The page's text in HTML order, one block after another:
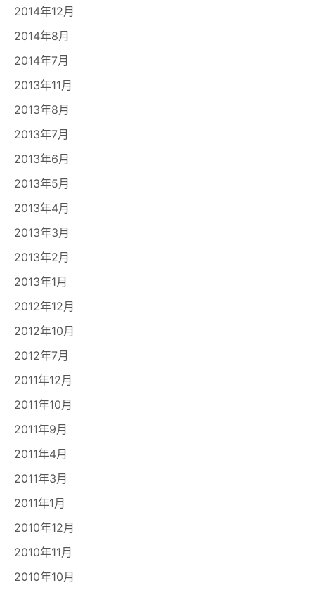
2014年12月
2014年8月
2014年7月
2013年11月
2013年8月
2013年7月
2013年6月
2013年5月
2013年4月
2013年3月
2013年2月
2013年1月
2012年12月
2012年10月
2012年7月
2011年12月
2011年10月
2011年9月
2011年4月
2011年3月
2011年1月
2010年12月
2010年11月
2010年10月